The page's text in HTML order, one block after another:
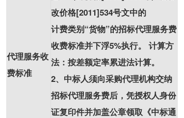
代理服务收
费标准
改价格[2011]534号文中的
计费类别“货物”的招标代理服务费
收费标准并下浮5%执行。 计算方
法：按差额定率累进法计算。
2、中标人须向采购代理机构交纳
招标代理服务费后，凭授权人身份
证复印件并加盖公章领取《中标通